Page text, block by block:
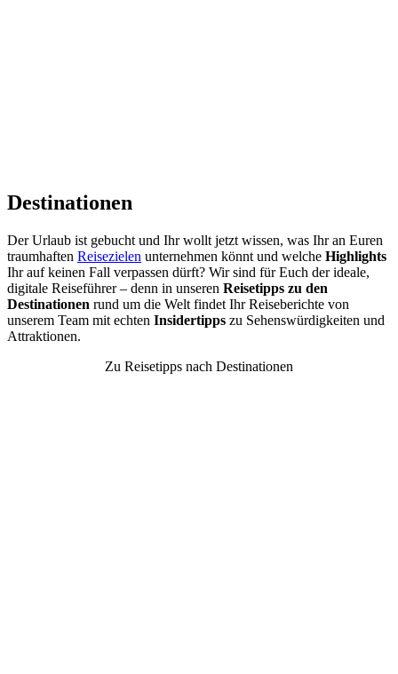
Destinationen
Der Urlaub ist gebucht und Ihr wollt jetzt wissen, was Ihr an Euren
traumhaften Reisezielen unternehmen könnt und welche Highlights
Ihr auf keinen Fall verpassen dürft? Wir sind für Euch der ideale,
digitale Reiseführer – denn in unseren Reisetipps zu den
Destinationen rund um die Welt findet Ihr Reiseberichte von
unserem Team mit echten Insidertipps zu Sehenswürdigkeiten und
Attraktionen.
Zu Reisetipps nach Destinationen